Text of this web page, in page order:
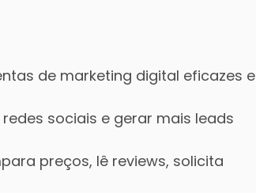
de marketing digital eficazes e
sociais e gerar mais leads
preços, lê reviews, solicita